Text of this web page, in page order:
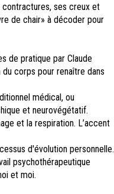
contractures, ses creux et
de chair» à décoder pour
de pratique par Claude
corps pour renaître dans
médical, ou
et neurovégétatif.
et la respiration. L’accent
d'évolution personnelle.
psychothérapeutique
et moi.